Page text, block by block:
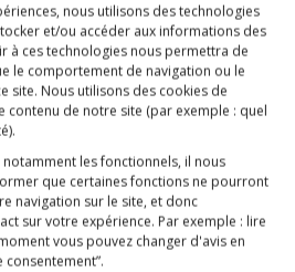
nous utilisons des technologies
et/ou accéder aux informations des
à ces technologies nous permettra de
le comportement de navigation ou le
site. Nous utilisons des cookies de
contenu de notre site (par exemple : quel
.
les fonctionnels, il nous
que certaines fonctions ne pourront
navigation sur le site, et donc
sur votre expérience. Par exemple : lire
vous pouvez changer d'avis en
consentement”.
E3M